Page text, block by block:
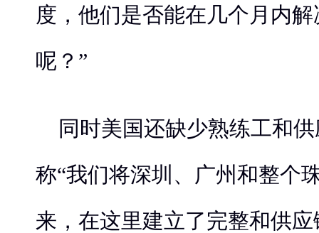
度，他们是否能在几个月内
呢？”
同时美国还缺少熟练工和
称“我们将深圳、广州和整个
来，在这里建立了完整和供